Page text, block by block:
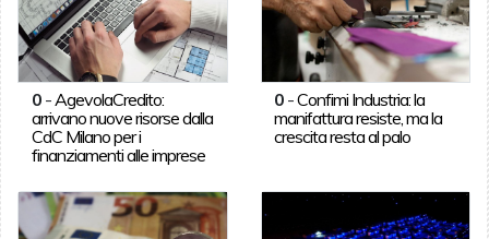
0- AgevolaCredito:
arrivano nuove risorse dalla
CdC Milano per i
finanziamenti alle imprese
0 -Confimi Industria: la
manifattura resiste, ma la
crescita resta al palo